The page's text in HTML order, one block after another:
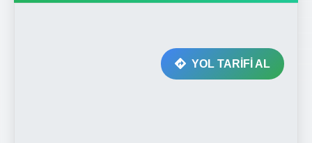
YOL TARİFİ AL